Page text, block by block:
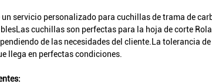
un servicio personalizado para cuchillas de trama de
cuchillas son perfectas para la hoja de corte
de las necesidades del cliente.La tolerancia
llega en perfectas condiciones.